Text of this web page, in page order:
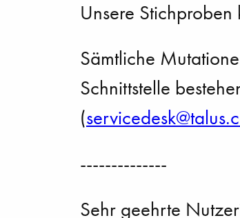
Unsere
Sämtliche
Schnittstelle
(s rv c d sk t l s
--------------
Sehr geehrte